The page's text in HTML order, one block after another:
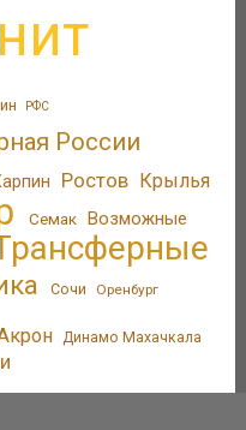
РФС
России
Ростов
Крылья
Семак Возможные
Сочи Оренбург
Динамо Махачкала